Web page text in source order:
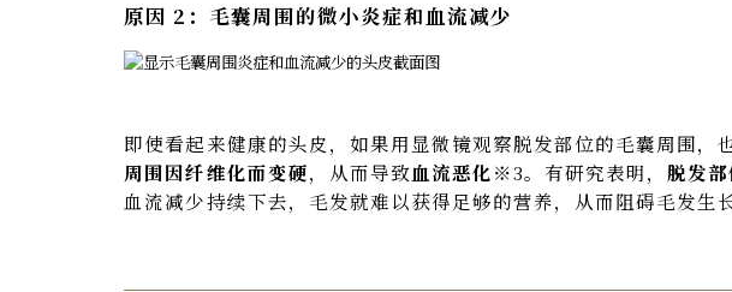
原因 2：毛囊周围的微小炎症和血流减少
即使看起来健康的头皮，如果用显微镜观察脱发部位的毛囊周围，
周围因纤维化而变硬，从而导致血流恶化 ※3。有研究表明， 脱发
血流减少持续下去，毛发就难以获得足够的营养，从而阻碍毛发生长